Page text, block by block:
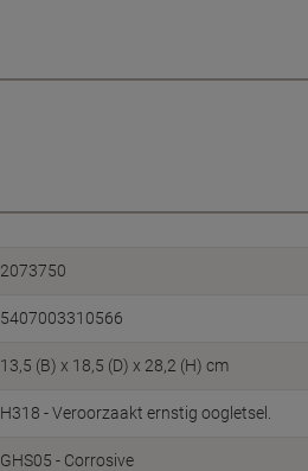
2073750
5407003310566
13,5 (B) x 18,5 (D) x 28,2 (H) cm
H318 - Veroorzaakt ernstig oogletsel.
GHS05 - Corrosive